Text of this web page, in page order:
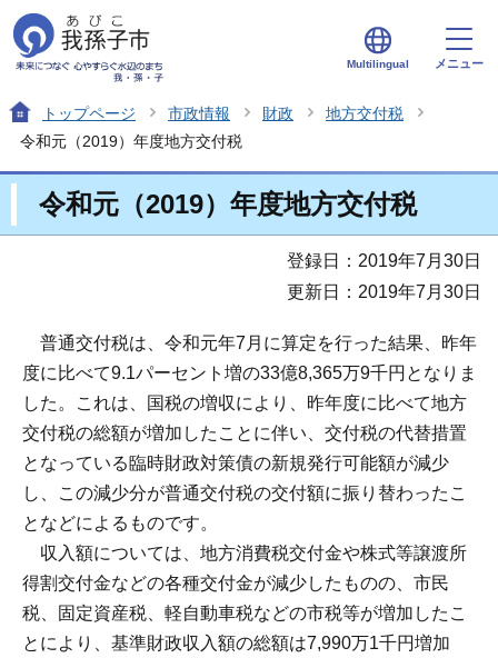
Multilingual メニュー
トップページ 市政情報 財政
地方交付税
令和元（2019）年度地方交付税
令和元（2019）年度地方交付税
登録日：2019年7月30日
更新日：2019年7月30日
普通交付税は、令和元年7月に算定を行った結果、昨年
度に比べて9.1パーセント増の33億8,365万9千円となりま
した。これは、国税の増収により、昨年度に比べて地方
交付税の総額が増加したことに伴い、交付税の代替措置
となっている臨時財政対策債の新規発行可能額が減少
し、この減少分が普通交付税の交付額に振り替わったこ
となどによるものです。
収入額については、地方消費税交付金や株式等譲渡所
得割交付金などの各種交付金が減少したものの、市民
税、固定資産税、軽自動車税などの市税等が増加したこ
とにより、基準財政収入額の総額は7,990万1千円増加